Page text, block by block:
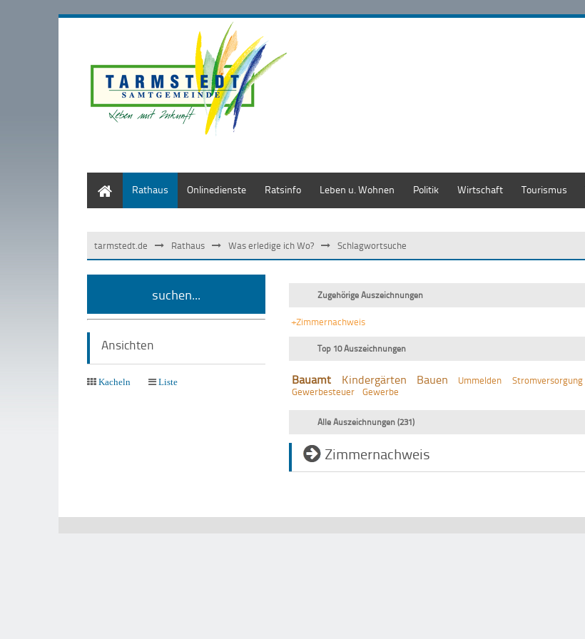
Rathaus Onlinedienste Ratsinfo Leben u. Wohnen Politik Wirtschaft Tourismus
tarmstedt.de Rathaus Was erledige ich Wo? Schlagwortsuche
suchen...
Ansichten
Kacheln Liste
Zugehörige Auszeichnungen
+Zimmernachweis
Top 10 Auszeichnungen
Bauamt Kindergärten Bauen Ummelden Stromversorgung
Gewerbesteuer
Gewerbe
Alle Auszeichnungen (231)
Zimmernachweis